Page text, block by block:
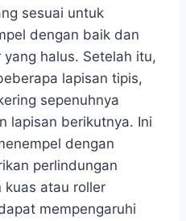
sesuai untuk
dengan baik dan
halus. Setelah itu,
lapisan tipis,
sepenuhnya
lapisan berikutnya. Ini
dengan
perlindungan
kuas atau roller
mempengaruhi